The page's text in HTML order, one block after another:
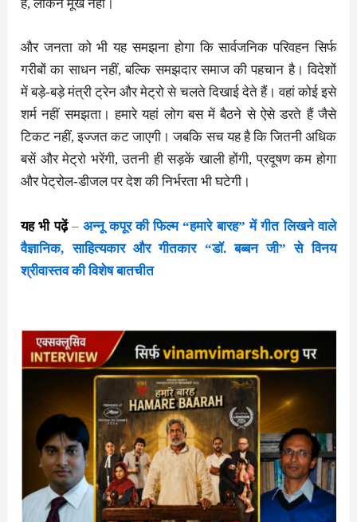
है, लेकिन मूर्ख नहीं।
और जनता को भी यह समझना होगा कि सार्वजनिक परिवहन सिर्फ
गरीबों का साधन नहीं, बल्कि समझदार समाज की पहचान है। विदेशों
में बड़े-बड़े मंत्री ट्रेन और मेट्रो से चलते दिखाई देते हैं। वहां कोई इसे
शर्म नहीं समझता। हमारे यहां लोग बस में बैठने से ऐसे डरते हैं जैसे
टिकट नहीं, इज्जत कट जाएगी। जबकि सच यह है कि जितनी अधिक
बसें और मेट्रो भरेंगी, उतनी ही सड़कें खाली होंगी, प्रदूषण कम होगा
और पेट्रोल-डीजल पर देश की निर्भरता भी घटेगी।
यह भी पढ़ें–अन्नू कपूर की फिल्म “हमारे बारह” में गीत लिखने वाले
वैज्ञानिक, साहित्यकार और गीतकार “डॉ. बब्बन जी” से विनय
श्रीवास्तव की विशेष बातचीत